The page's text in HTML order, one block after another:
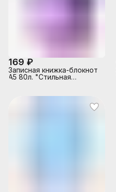
169 ₽
Записная книжка-блокнот
А5 80л. "Стильная